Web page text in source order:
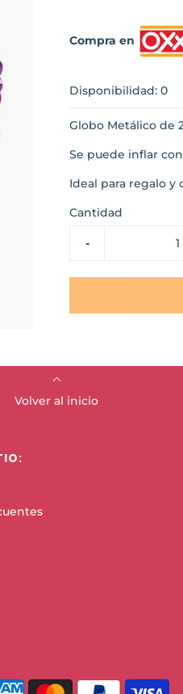
Compra en
Disponibilidad: 0
Globo Metálico de
Se puede inflar
Ideal para regalo
Cantidad
-
Volver al inicio